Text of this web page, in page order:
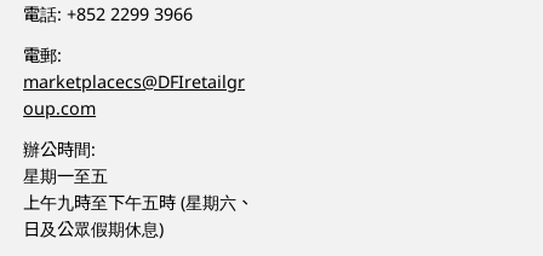
電話:+852 2299 3966
電郵:
marketplacecs@DFIretailgr
oup.com
辦公時間:
星期一至五
上午九時至下午五時 (星期六、
日及公眾假期休息)